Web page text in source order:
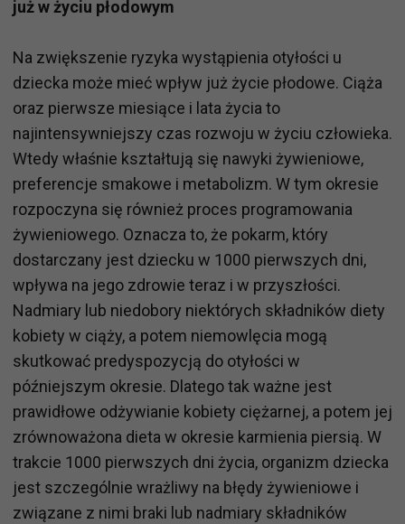
już w życiu płodowym
Na zwiększenie ryzyka wystąpienia otyłości u
dziecka może mieć wpływ już życie płodowe. Ciąża
oraz pierwsze miesiące i lata życia to
najintensywniejszy czas rozwoju w życiu człowieka.
Wtedy właśnie kształtują się nawyki żywieniowe,
preferencje smakowe i metabolizm. W tym okresie
rozpoczyna się również proces programowania
żywieniowego. Oznacza to, że pokarm, który
dostarczany jest dziecku w 1000 pierwszych dni,
wpływa na jego zdrowie teraz i w przyszłości.
Nadmiary lub niedobory niektórych składników diety
kobiety w ciąży, a potem niemowlęcia mogą
skutkować predyspozycją do otyłości w
późniejszym okresie. Dlatego tak ważne jest
prawidłowe odżywianie kobiety ciężarnej, a potem jej
zrównoważona dieta w okresie karmienia piersią. W
trakcie 1000 pierwszych dni życia, organizm dziecka
jest szczególnie wrażliwy na błędy żywieniowe i
związane z nimi braki lub nadmiary składników